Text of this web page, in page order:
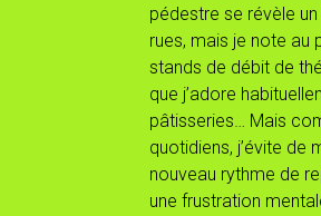
pédestre se révèle
rues, mais je note au
stands de débit de
que j’adore
pâtisseries… Mais
quotidiens, j’évite de
nouveau rythme de
une frustration